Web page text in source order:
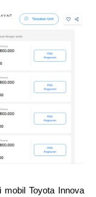
Toyota Innova